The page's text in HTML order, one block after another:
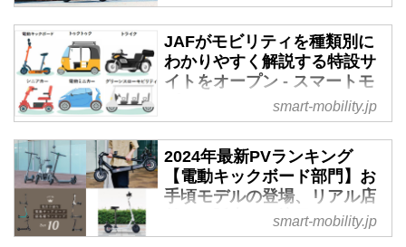
2024年の冬以降、すでに提供し
ている「電動アシスト自転車」、
「電動キックボード」に続く3番
目のモビリティとして、座席／カ
ゴ付きの特定小型原付「電動シー
トボード」の提供を開始すると発
表した。
JAFがモビリティを種類別に
わかりやすく解説する特設サ
イトをオープン - スマートモ
（JAF）は、電動キックボード、
トゥクトゥク、トライク、シニア
カー、電動ミニカー、グリーンス
ローモビリティの6種類のモビリ
ティについて、法規制や交通ルー
smart-mobility.jp
2024年最新PVランキング
【電動キックボード部門】お
手頃モデルの登場、リアル店
舗での販売にも注目 - スマー
トモビリティJP
smart-mobility.jp